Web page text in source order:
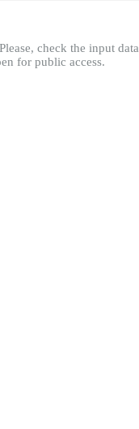
check the input data
for public access.